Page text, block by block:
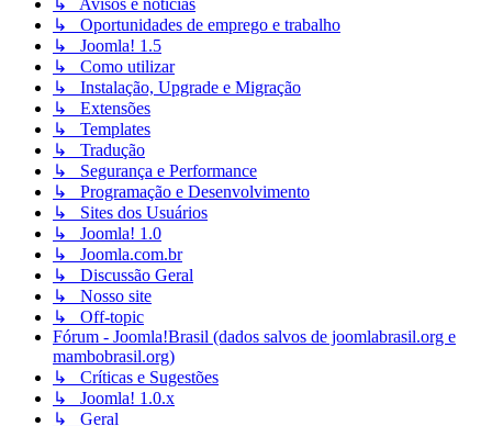
↳ Avisos e notícias
↳ Oportunidades de emprego e trabalho
↳ Joomla! 1.5
↳ Como utilizar
↳ Instalação, Upgrade e Migração
↳ Extensões
↳ Templates
↳ Tradução
↳ Segurança e Performance
↳ Programação e Desenvolvimento
↳ Sites dos Usuários
↳ Joomla! 1.0
↳ Joomla.com.br
↳ Discussão Geral
↳ Nosso site
↳ Off-topic
Fórum - Joomla!Brasil (dados salvos de joomlabrasil.org e
mambobrasil.org)
↳ Críticas e Sugestões
↳ Joomla! 1.0.x
↳ Geral